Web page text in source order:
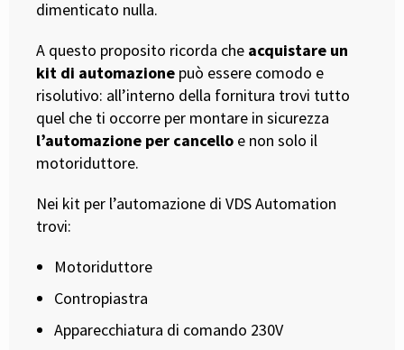
dimenticato nulla.
A questo proposito ricorda che acquistare un
kit di automazione può essere comodo e
risolutivo: all’interno della fornitura trovi tutto
quel che ti occorre per montare in sicurezza
l’automazione per cancello e non solo il
motoriduttore.
Nei kit per l’automazione di VDS Automation
trovi:
Motoriduttore
Contropiastra
Apparecchiatura di comando 230V